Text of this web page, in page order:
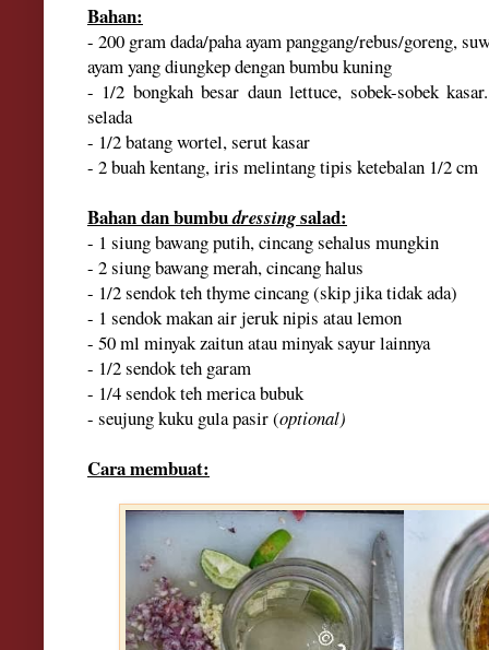
Bahan:
- 200 gram dada/paha ayam panggang/rebus/goreng,
ayam yang diungkep dengan bumbu kuning
- 1/2 bongkah besar daun lettuce, sobek-sobek
selada
- 1/2 batang wortel, serut kasar
- 2 buah kentang, iris melintang tipis ketebalan 1/2 cm
Bahan dan bumbudressingsalad:
- 1 siung bawang putih, cincang sehalus mungkin
- 2 siung bawang merah, cincang halus
- 1/2 sendok teh thyme cincang (skip jika tidak ada)
- 1 sendok makan air jeruk nipis atau lemon
- 50 ml minyak zaitun atau minyak sayur lainnya
- 1/2 sendok teh garam
- 1/4 sendok teh merica bubuk
- seujung kuku gula pasir (optional)
Cara membuat: